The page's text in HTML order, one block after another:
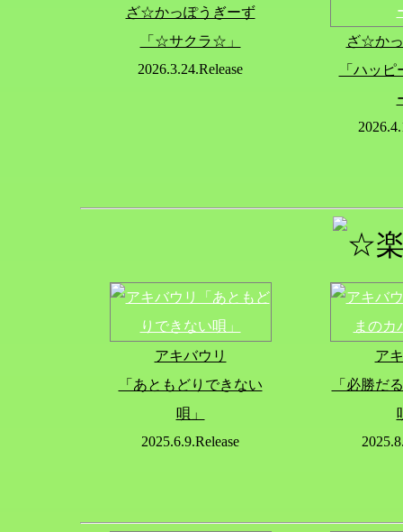
ざ☆かっぽうぎーず
「☆サクラ☆」
2026.3.24.Release
ざ☆か
「ハッ
アキバウリ
「あともどりできない
唄」
2025.6.9.Release
ア
「必勝だ